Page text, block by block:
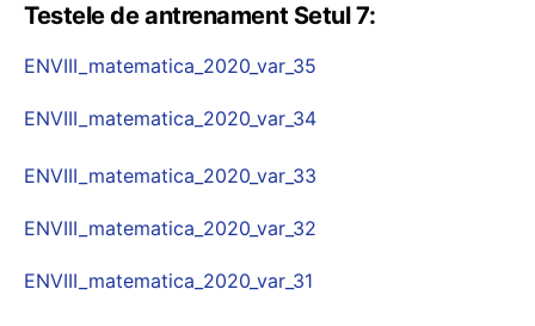
Testele de antrenament Setul 7:
ENVIII_matematica_2020_var_35
ENVIII_matematica_2020_var_34
ENVIII_matematica_2020_var_33
ENVIII_matematica_2020_var_32
ENVIII_matematica_2020_var_31